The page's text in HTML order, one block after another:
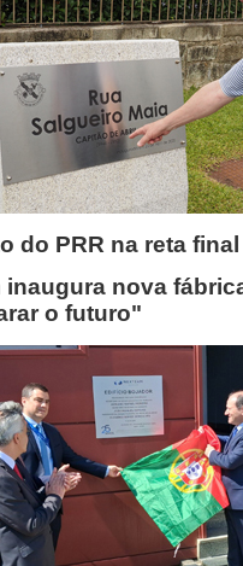
do PRR na reta final
inaugura nova
o futuro"